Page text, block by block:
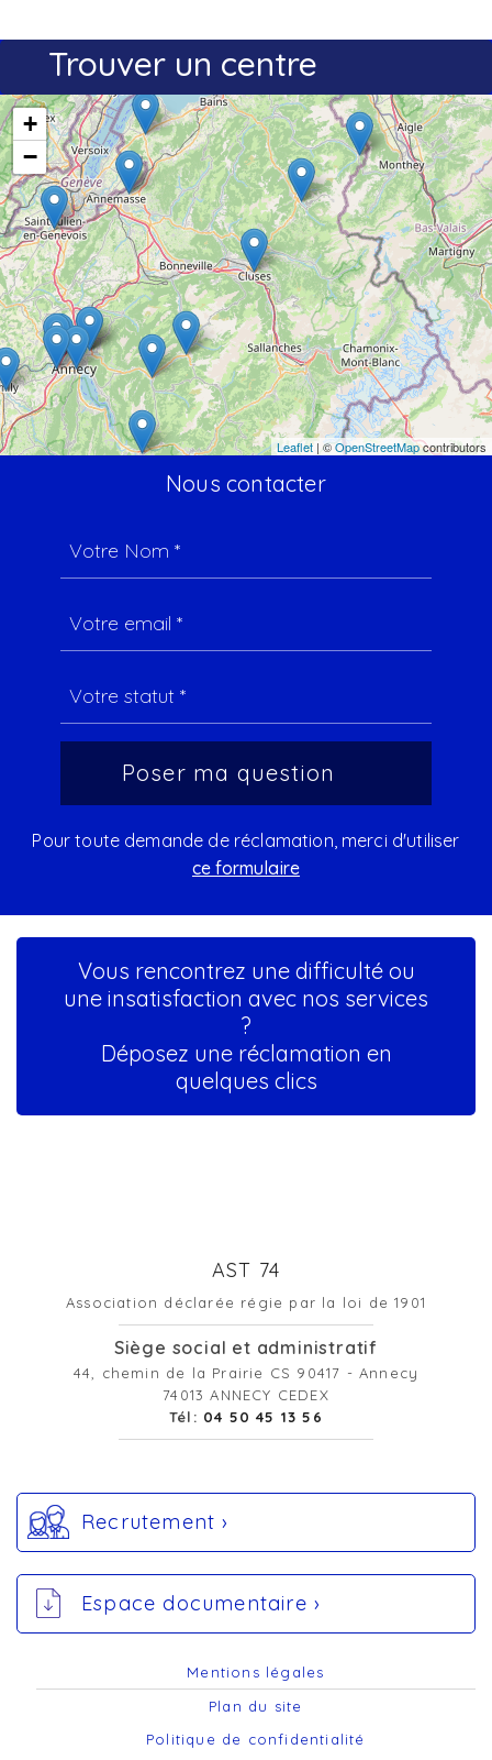
Trouver un centre
+
−
Leaflet | ©OpenStreetMapcontributors
Nous contacter
Pour toute demande de réclamation, merci d'utiliser
ce formulaire
Vous rencontrez une difficulté ou
une insatisfaction avec nos services
?
Déposez une réclamation en
quelques clics
AST 74
Association déclarée régie par la loi de 1901
Siège social et administratif
44, chemin de la Prairie CS 90417 - Annecy
74013 ANNECY CEDEX
Tél: 04 50 45 13 56
Recrutement ›
Espace documentaire ›
Mentions légales
Plan du site
Politique de confidentialité